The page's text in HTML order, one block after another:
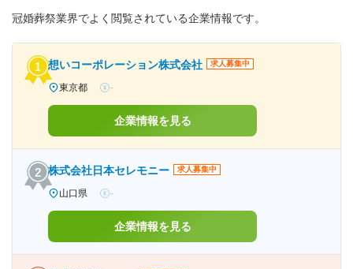
冠婚葬祭業界でよく閲覧されている企業情報です。
想いコーポレーション株式会社 求人募集中
東京都 -
企業情報を見る
株式会社日本セレモニー 求人募集中
山口県 -
企業情報を見る